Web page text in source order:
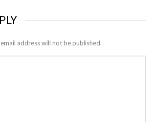
address will not be published.